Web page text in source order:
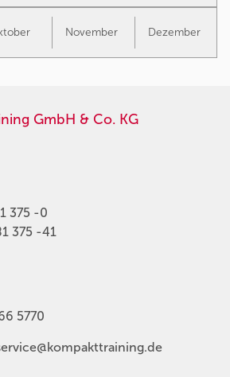
November Dezember
GmbH & Co. KG
375 -0
375 -41
5770